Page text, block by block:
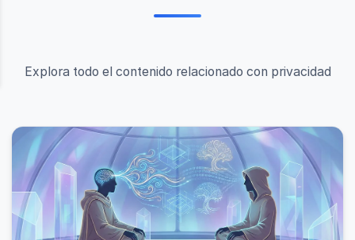
Explora todo el contenido relacionado con privacidad